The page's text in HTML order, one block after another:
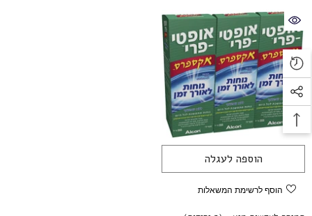
הוספה לעגלה
הוסף לרשימת המשאלות
כדאי להצטרף לקבלת עדכונים מיוחדים לקבלת
מידע על מבצעים ומוצרים חדשים
הרשמה